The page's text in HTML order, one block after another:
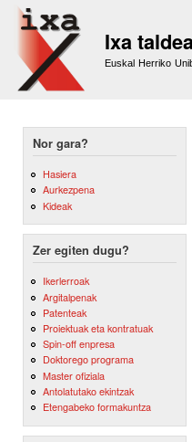
Ixa
Euskal Herriko
Nor gara?
Hasiera
Aurkezpena
Kideak
Zer egiten dugu?
Ikerlerroak
Argitalpenak
Patenteak
Proiektuak eta kontratuak
Spin-off enpresa
Doktorego programa
Master ofiziala
Antolatutako ekintzak
Etengabeko formakuntza